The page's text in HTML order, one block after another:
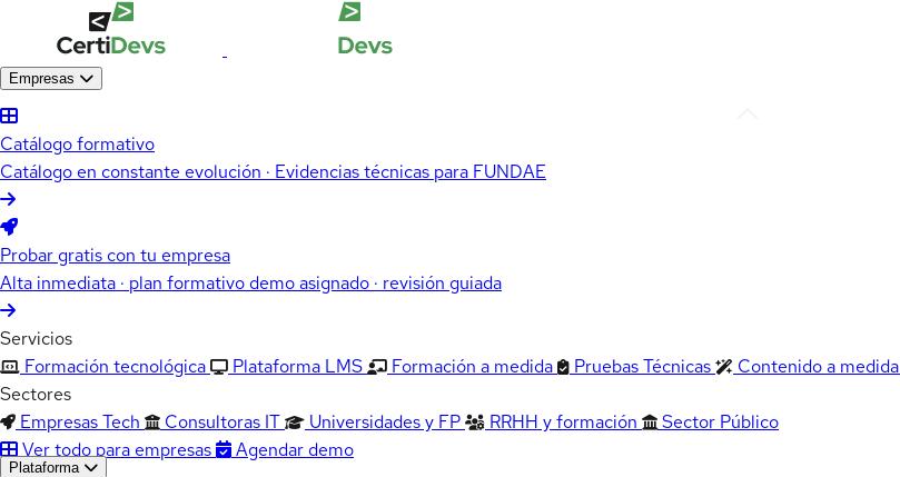
Empresas
Catálogo formativo
Catálogo en constante evolución · Evidencias técnicas para FUNDAE
Probar gratis con tu empresa
Alta inmediata · plan formativo demo asignado · revisión guiada
Servicios
Formación tecnológica
Plataforma LMS Formación a medida Pruebas Técnicas Contenido a medida
Sectores
Empresas Tech
Consultoras IT Universidades y FP RRHH y formación
Sector Público
Ver todo para empresas
Agendar demo
Plataforma